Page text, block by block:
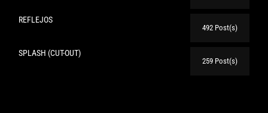
REFLEJOS
492 Post(s)
SPLASH (CUT-OUT)
259 Post(s)